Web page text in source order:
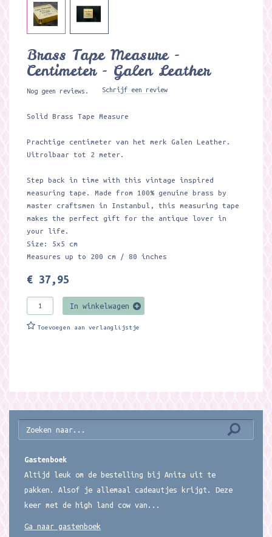
Brass Tape Measure -
Centimeter - Galen Leather
Nog geen reviews. Schrijf een review
Solid Brass Tape Measure
Prachtige centimeter van het merk Galen Leather.
Uitrolbaar tot 2 meter.
Step back in time with this vintage inspired
measuring tape. Made from 100% genuine brass by
master craftsmen in Instanbul, this measuring tape
makes the perfect gift for the antique lover in
your life.
Size: 5x5 cm
Measures up to 200 cm / 80 inches
€ 37,95
In winkelwagen
Toevoegen aan verlanglijstje
Gastenboek
Altijd leuk om de bestelling bij Anita uit te
pakken. Alsof je allemaal cadeautjes krijgt. Deze
keer met de high land cow van...
Ga naar gastenboek